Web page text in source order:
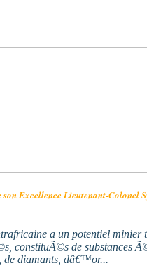
son Excellence Lieutenant-
a un potentiel minier
constituÃ©s de substances
de diamants, dâ€™or...